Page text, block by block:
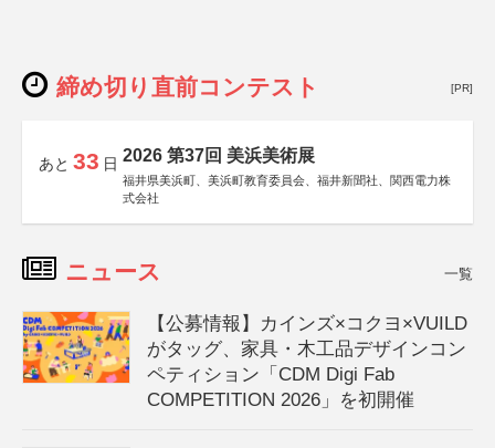
締め切り直前コンテスト [PR]
あと 33 日 2026 第37回 美浜美術展
福井県美浜町、美浜町教育委員会、福井新聞社、関西電力株
式会社
ニュース 一覧
【公募情報】カインズ×コクヨ×VUILD
がタッグ、家具・木工品デザインコン
ペティション「CDM Digi Fab
COMPETITION 2026」を初開催